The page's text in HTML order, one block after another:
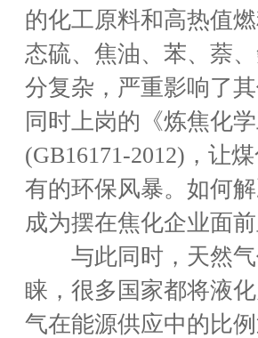
的化工原料和高热值
态硫、焦油、苯、萘
分复杂，严重影响了
同时上岗的《炼焦化
(GB16171-2012)，让
有的环保风暴。如何
成为摆在焦化企业面
与此同时，天然气
睐，很多国家都将液
气在能源供应中的比